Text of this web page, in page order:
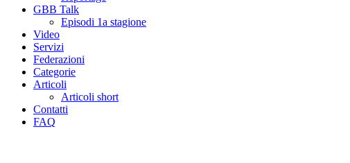
GBB Talk
Episodi 1a stagione
Video
Servizi
Federazioni
Categorie
Articoli
Articoli short
Contatti
FAQ